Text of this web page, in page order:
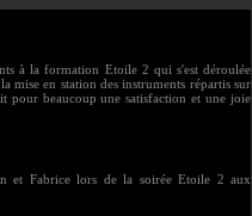
à la formation Etoile 2 qui s'est déroulée
mise en station des instruments répartis sur
pour beaucoup une satisfaction et une joie
et Fabrice lors de la soirée Etoile 2 aux